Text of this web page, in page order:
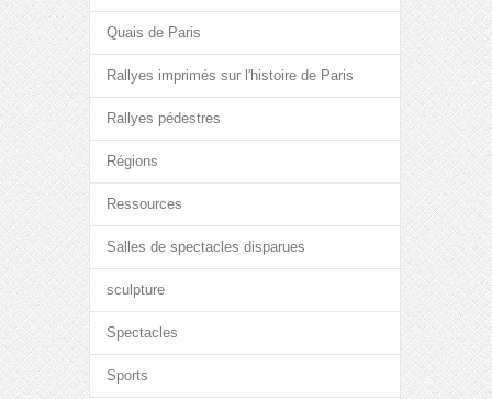
Quais de Paris
Rallyes imprimés sur l'histoire de Paris
Rallyes pédestres
Régions
Ressources
Salles de spectacles disparues
sculpture
Spectacles
Sports